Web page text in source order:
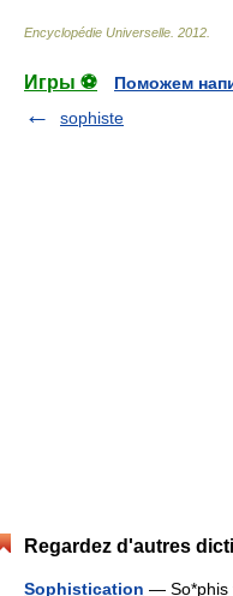
Encyclopédie Universelle 2012
Игры ⚽
Поможем
sophiste
Regardez d'autres
Sophistication — So*phis